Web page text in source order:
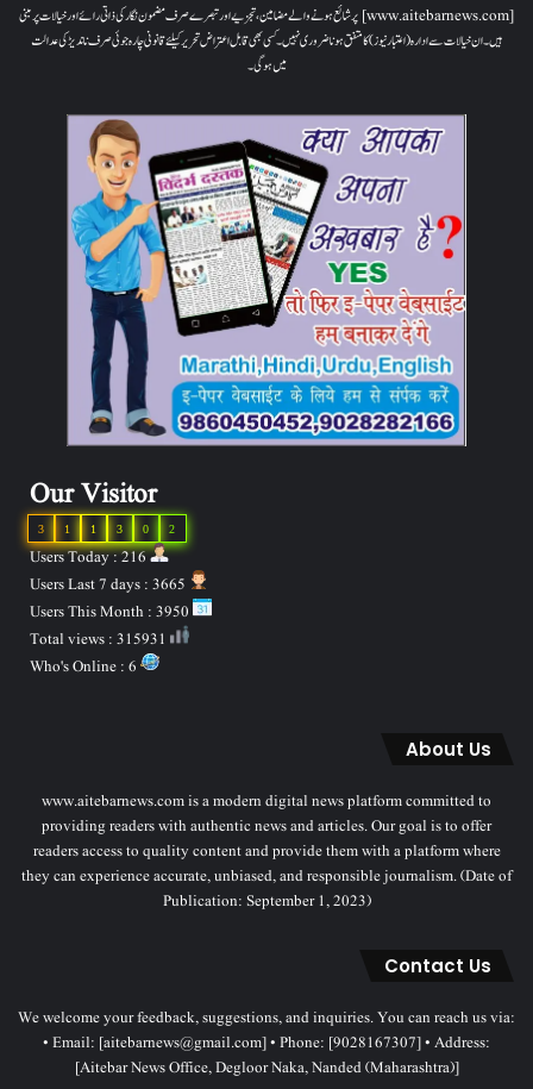
[www.aitebarnews.com] پر شائع ہونے والے مضامین، تجزیے اور تبصرے صرف مضمون نگار کی ذاتی رائے اور خیالات پر مبنی
ہیں۔ ان خیالات سے ادارہ (اعتبار نیوز) کا متفق ہونا ضروری نہیں۔ کسی بھی قابل اعتراض تحریر کیلئے قانونی چارہ جوئی صرف ناندیڑ کی عدالت
میں ہوگی۔
Our Visitor
2
0
3
1
1
3
Users Today : 216
About Us
www.aitebarnews.com is a modern digital news platform committed to
providing readers with authentic news and articles. Our goal is to offer
readers access to quality content and provide them with a platform where
they can experience accurate, unbiased, and responsible journalism. (Date of
Publication: September 1, 2023)
Contact Us
We welcome your feedback, suggestions, and inquiries. You can reach us via:
• Email: [aitebarnews@gmail.com] • Phone: [9028167307] • Address:
[Aitebar News Office, Degloor Naka, Nanded (Maharashtra)]